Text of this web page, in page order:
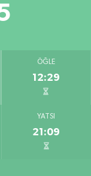
ÖĞLE
12:29
YATSI
21:09